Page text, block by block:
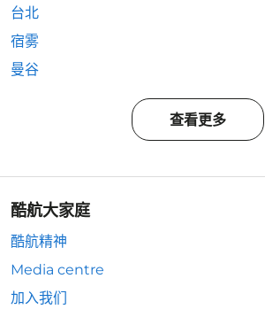
台北
宿雾
曼谷
查看更多
酷航大家庭
酷航精神
Media centre
加入我们